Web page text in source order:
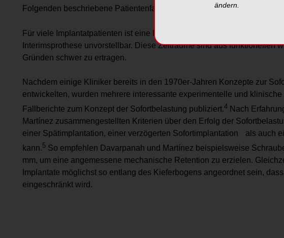
Folgenden beschriebene Patientenfall publiziert.
Für viele Implantatpatienten ist eine Einheilphase von vier bis sechs
Interimsprothese unvorstellbar. Diese Zeiträume sind aus funktionellen
Gründen schwer zu ertragen.
Nachdem einige Kliniker bereits in den 1970er-Jahren Konzepte zur
entwickelten, wurden mehrere interessante experimentelle und
Fallberichte zum Konzept der Sofortbelastung publiziert.4 Nach
Martínez zusammengestellten Kriterien über den Erfolg der
einer Spätimplantation, einer verzögerten Sofortimplantation als auch
kann.5 So empfehlen ­Davarpanah und Martínez beispielsweise
mm, um eine angemessene mechanische Retention zu erzielen.
Implantate möglichst so entlang des Kieferbogens angeordnet sein,
eingeschränkt wird.
ändern.